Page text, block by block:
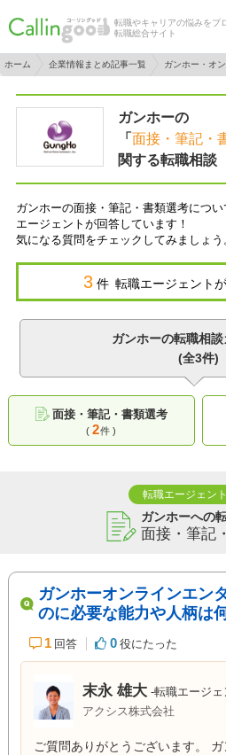
転職やキャリアの悩みをプ
転職総合サイト
ホーム 企業情報まとめ記事一覧 ガンホー・オ
ガンホーの
「 面接・筆記・
関する転職相談
ガンホーの面接・筆記・書類選考につ
エージェントが回答しています！
気になる質問をチェックしてみましょう
3 件 転職エージェント
ガンホーの転職相
(全3件)
面接・筆記・書類選考
(2件 )
転職エージェン
ガンホーへの
面接・筆記
ガンホーオンラインエン
のに必要な能力や人柄は
1 回答 0 役にたった
末永 雄大 -転職エージェ
アクシス株式会社
ご質問ありがとうございます。